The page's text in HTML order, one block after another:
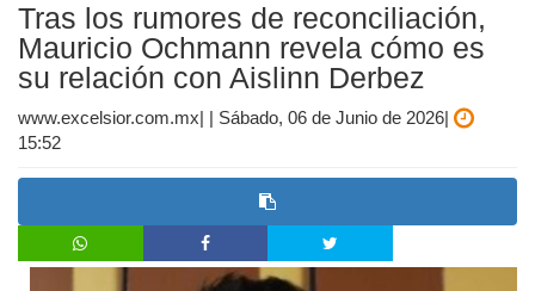
Tras los rumores de reconciliación,
Mauricio Ochmann revela cómo es
su relación con Aislinn Derbez
www.excelsior.com.mx| | Sábado, 06 de Junio de 2026|
15:52